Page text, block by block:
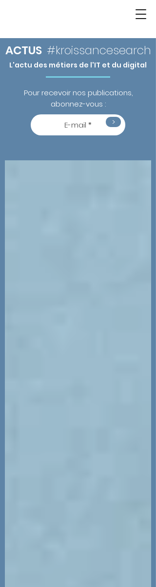
ACTUS #kroissancesearch
L'actu des métiers de l'IT et du digital
Pour recevoir nos publications,
abonnez-vous :
>